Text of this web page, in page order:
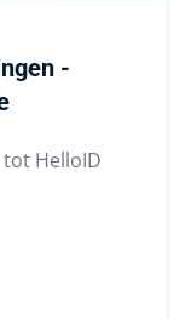
-
HelloID